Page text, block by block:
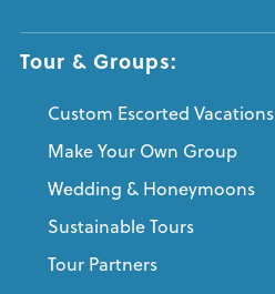
Tour & Groups:
Custom Escorted Vacations
Make Your Own Group
Wedding & Honeymoons
Sustainable Tours
Tour Partners